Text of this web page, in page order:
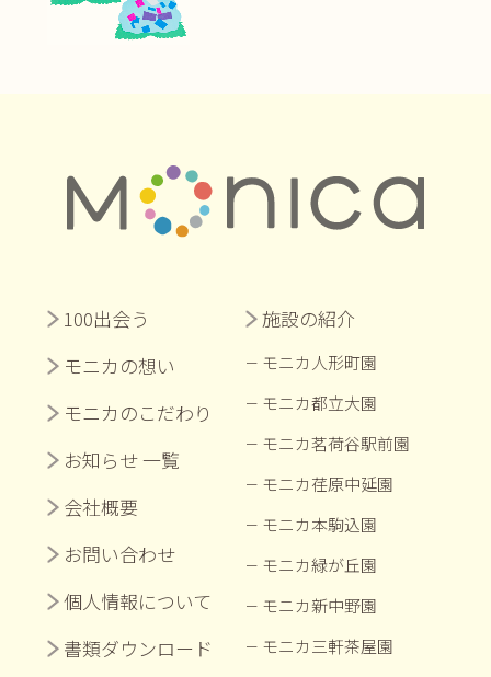
100出会う
モニカの想い
モニカのこだわり
お知らせ 一覧
会社概要
お問い合わせ
個人情報について
施設の紹介
モニカ人形町園
モニカ都立大園
モニカ茗荷谷駅前園
モニカ荏原中延園
モニカ本駒込園
モニカ緑が丘園
モニカ新中野園
モニカ三軒茶屋園
書類ダウンロード